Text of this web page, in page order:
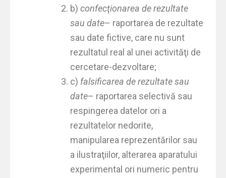
b) confecţionarea de rezultate
sau date– raportarea de rezultate
sau date fictive, care nu sunt
rezultatul real al unei activităţi de
cercetare-dezvoltare;
c) falsificarea de rezultate sau
date– raportarea selectivă sau
respingerea datelor ori a
rezultatelor nedorite,
manipularea reprezentărilor sau
a ilustraţiilor, alterarea aparatului
experimental ori numeric pentru